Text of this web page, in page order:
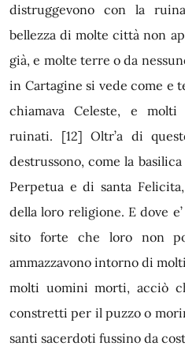
distruggevono con la
bellezza di molte città non
già, e molte terre o da
in Cartagine si vede come e
chiamava Celeste, e
ruinati. [12] Oltr’a di
destrussono, come la
Perpetua e di santa
della loro religione. E dove
sito forte che loro non
ammazzavono intorno di
molti uomini morti, acciò
constretti per il puzzo o
santi sacerdoti fussino da